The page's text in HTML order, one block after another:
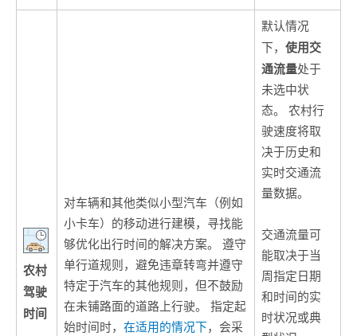
农村
驾驶
时间
对车辆和其他类似小型汽车（例如
小卡车）的移动进行建模，寻找能
够优化出行时间的解决方案。 遵守
单行道规则，避免违章转弯并遵守
特定于汽车的其他规则，但不鼓励
在未铺路面的道路上行驶。 指定起
始时间时，在适用的情况下，会采
默认情况
下，使用交
通流量处于
未选中状
态。 农村行
驶速度将取
决于历史和
实时交通流
量数据。
交通流量可
能取决于当
周指定日期
和时间的实
时状况或典